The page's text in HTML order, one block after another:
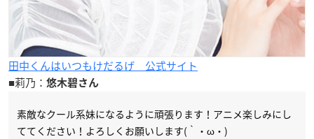
田中くんはいつもけだるげ 公式サイト
■莉乃： 悠木碧さん
素敵なクール系妹になるように頑張ります！アニメ楽しみにし
ててください！よろしくお願いします(｀・ω・)